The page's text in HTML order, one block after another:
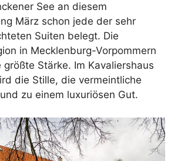
See an diesem
März schon jede der sehr
Suiten belegt. Die
in Mecklenburg-Vorpommern
Stärke. Im Kavaliershaus
die Stille, die vermeintliche
zu einem luxuriösen Gut.